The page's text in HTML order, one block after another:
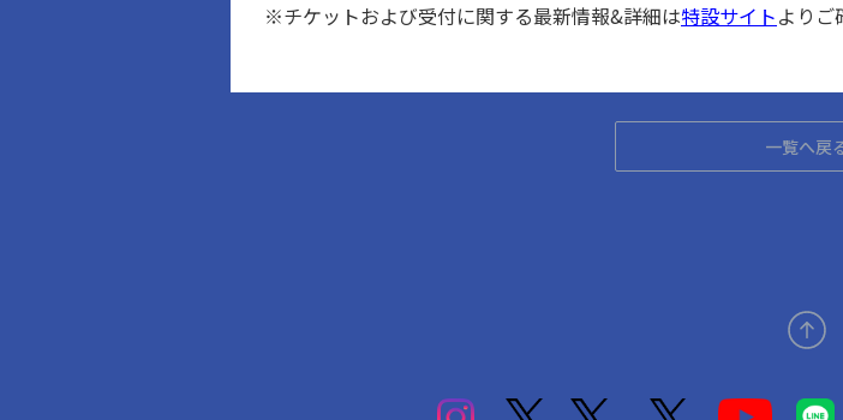
※チケットおよび受付に関する最新情報&詳細は特設サイトよりご
一覧へ戻